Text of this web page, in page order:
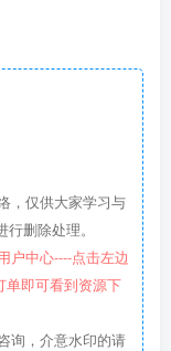
，仅供大家学习与
删除处理。
户中心----点击左边
单即可看到资源下
询，介意水印的请